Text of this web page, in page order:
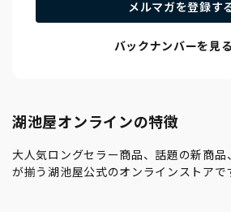
メルマガを登録す
バックナンバーを見る
湖池屋オンラインの特徴
大人気ロングセラー商品、話題の新商
が揃う湖池屋公式のオンラインストアで